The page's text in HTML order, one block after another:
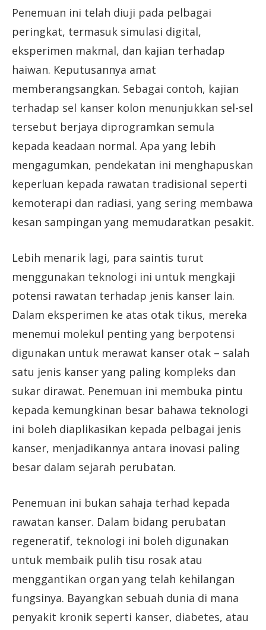
Penemuan ini telah diuji pada pelbagai
peringkat, termasuk simulasi digital,
eksperimen makmal, dan kajian terhadap
haiwan. Keputusannya amat
memberangsangkan. Sebagai contoh, kajian
terhadap sel kanser kolon menunjukkan sel-sel
tersebut berjaya diprogramkan semula
kepada keadaan normal. Apa yang lebih
mengagumkan, pendekatan ini menghapuskan
keperluan kepada rawatan tradisional seperti
kemoterapi dan radiasi, yang sering membawa
kesan sampingan yang memudaratkan pesakit.
Lebih menarik lagi, para saintis turut
menggunakan teknologi ini untuk mengkaji
potensi rawatan terhadap jenis kanser lain.
Dalam eksperimen ke atas otak tikus, mereka
menemui molekul penting yang berpotensi
digunakan untuk merawat kanser otak – salah
satu jenis kanser yang paling kompleks dan
sukar dirawat. Penemuan ini membuka pintu
kepada kemungkinan besar bahawa teknologi
ini boleh diaplikasikan kepada pelbagai jenis
kanser, menjadikannya antara inovasi paling
besar dalam sejarah perubatan.
Penemuan ini bukan sahaja terhad kepada
rawatan kanser. Dalam bidang perubatan
regeneratif, teknologi ini boleh digunakan
untuk membaik pulih tisu rosak atau
menggantikan organ yang telah kehilangan
fungsinya. Bayangkan sebuah dunia di mana
penyakit kronik seperti kanser, diabetes, atau